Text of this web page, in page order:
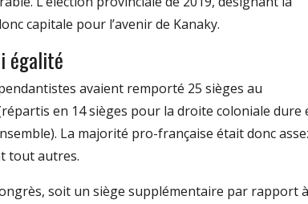
capitale pour l’avenir de Kanaky.
égalité
avaient remporté 25 sièges au
en 14 sièges pour la droite coloniale dure
La majorité pro-française était donc
tout autres.
soit un siège supplémentaire par rapport à